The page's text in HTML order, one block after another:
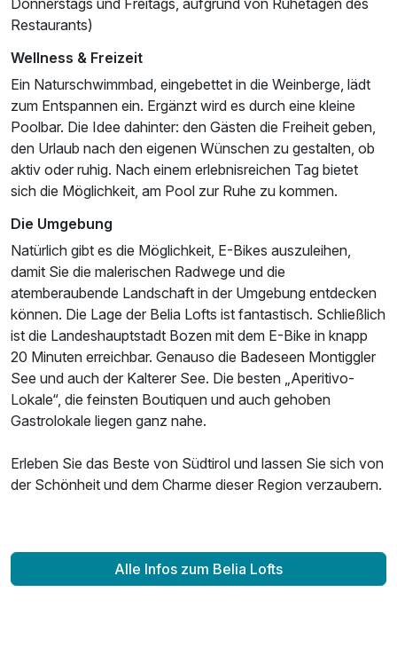
Ausstattung
Für 8 Tage
LOFT PENTHOUSE
2 Erwachsene und 1 Kind
Restaurants)
Wellness & Freizeit
Ein Naturschwimmbad, eingebettet in die Weinberge, lädt
zum Entspannen ein. Ergänzt wird es durch eine kleine
Poolbar. Die Idee dahinter: den Gästen die Freiheit geben,
den Urlaub nach den eigenen Wünschen zu gestalten, ob
aktiv oder ruhig. Nach einem erlebnisreichen Tag bietet
sich die Möglichkeit, am Pool zur Ruhe zu kommen.
Die Umgebung
Natürlich gibt es die Möglichkeit, E-Bikes auszuleihen,
damit Sie die malerischen Radwege und die
atemberaubende Landschaft in der Umgebung entdecken
können. Die Lage der Belia Lofts ist fantastisch. Schließlich
ist die Landeshauptstadt Bozen mit dem E-Bike in knapp
20 Minuten erreichbar. Genauso die Badeseen Montiggler
See und auch der Kalterer See. Die besten „Aperitivo-
Lokale“, die feinsten Boutiquen und auch gehoben
Gastrolokale liegen ganz nahe.
Erleben Sie das Beste von Südtirol und lassen Sie sich von
der Schönheit und dem Charme dieser Region verzaubern.
Alle Infos zum Belia Lofts